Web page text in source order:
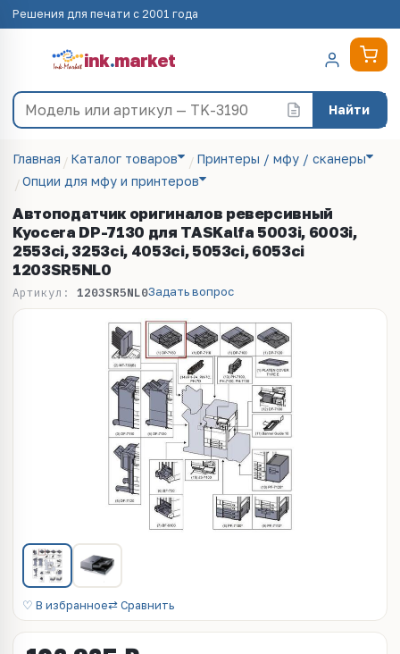
Решения для печати с 2001 года
ink.market
Найти
Главная Каталог товаров
Принтеры / мфу / сканеры
Опции для мфу и принтеров
Автоподатчик оригиналов реверсивный
Kyocera DP-7130 для TASKalfa 5003i, 6003i,
2553ci, 3253ci, 4053ci, 5053ci, 6053ci
1203SR5NL0
Артикул: 1203SR5NL0Задать вопрос
♡ В избранное⇄ Сравнить